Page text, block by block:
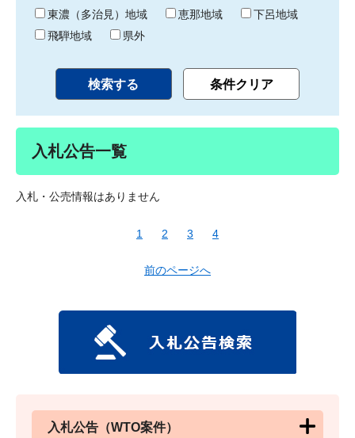
東濃（多治見）地域
恵那地域
下呂地域
飛騨地域
県外
入札公告一覧
入札・公売情報はありません
1 2 3 4
前のページへ
入札公告（WTO案件）